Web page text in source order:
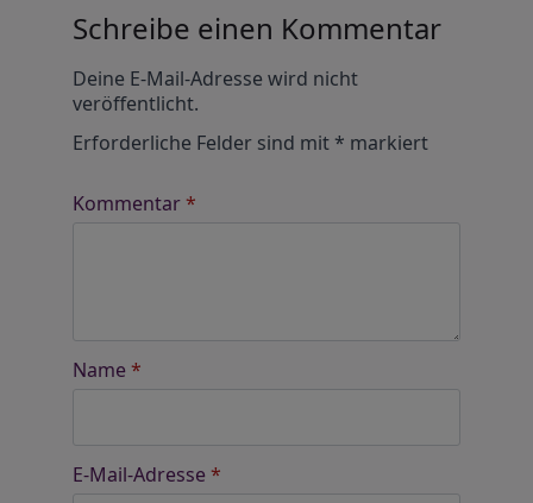
Schreibe einen Kommentar
Deine E-Mail-Adresse wird nicht
veröffentlicht.
Erforderliche Felder sind mit* markiert
Kommentar*
Name *
E-Mail-Adresse *